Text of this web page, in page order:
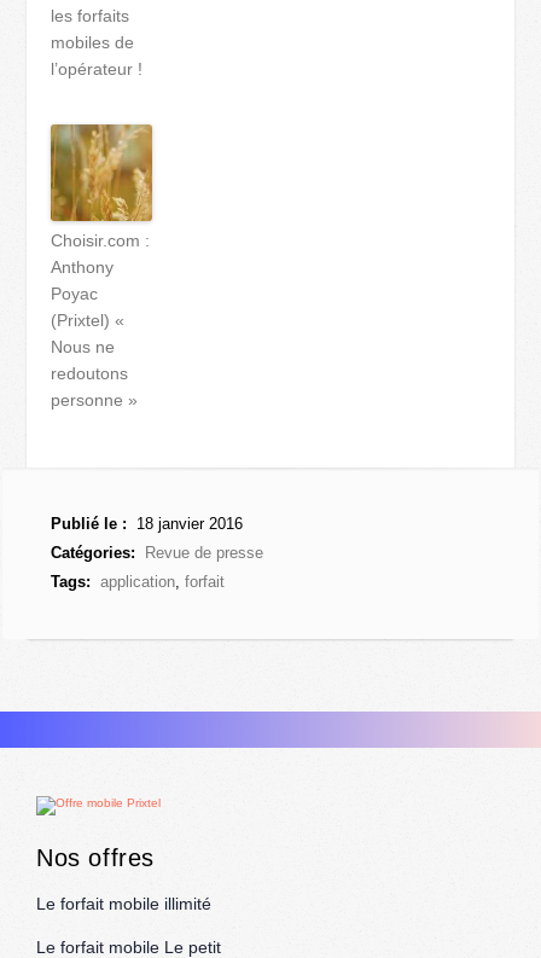
les forfaits
mobiles de
l’opérateur !
Choisir.com :
Anthony
Poyac
(Prixtel) «
Nous ne
redoutons
personne »
Publié le :
18 janvier 2016
Catégories:
Revue de presse
Tags:
application,forfait
Nos offres
Le forfait mobile illimité
Le forfait mobile Le petit